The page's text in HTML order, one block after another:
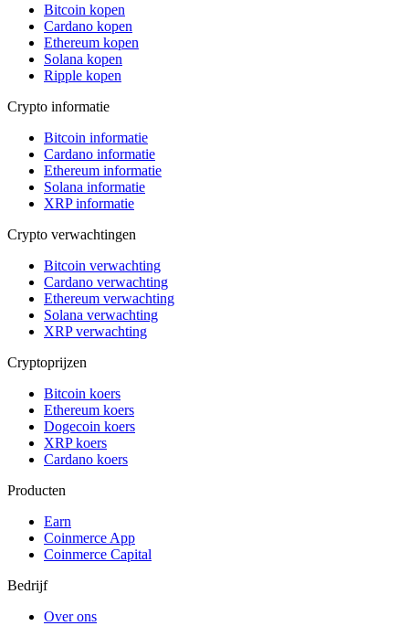
Bitcoin kopen
Cardano kopen
Ethereum kopen
Solana kopen
Ripple kopen
Crypto informatie
Bitcoin informatie
Cardano informatie
Ethereum informatie
Solana informatie
XRP informatie
Crypto verwachtingen
Bitcoin verwachting
Cardano verwachting
Ethereum verwachting
Solana verwachting
XRP verwachting
Cryptoprijzen
Bitcoin koers
Ethereum koers
Dogecoin koers
XRP koers
Cardano koers
Producten
Earn
Coinmerce App
Coinmerce Capital
Bedrijf
Over ons